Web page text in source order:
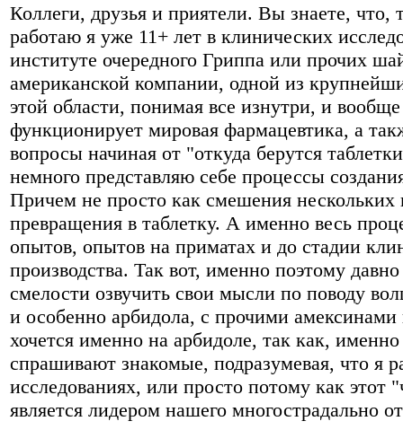
Коллеги, друзья и приятели. Вы знаете, что,
работаю я уже 11+ лет в клинических
институте очередного Гриппа или прочих
американской компании, одной из
этой области, понимая все изнутри, и вообще
функционирует мировая фармацевтика, а
вопросы начиная от "откуда берутся
немного представляю себе процессы
Причем не просто как смешения
превращения в таблетку. А именно весь
опытов, опытов на приматах и до стадии
производства. Так вот, именно поэтому
смелости озвучить свои мысли по поводу
и особенно арбидола, с прочими
хочется именно на арбидоле, так как,
спрашивают знакомые, подразумевая, что я
исследованиях, или просто потому как
является лидером нашего многострадально